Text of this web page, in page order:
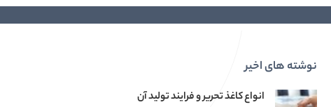
نوشته های اخیر
انواع کاغذ تحریر و فرایند تولید آن